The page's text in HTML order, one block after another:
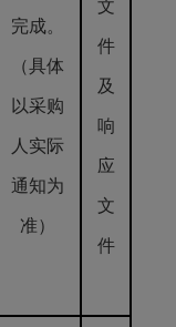
完成。
（具体
以采购
人实际
通知为
准）
文
件
及
响
应
文
件